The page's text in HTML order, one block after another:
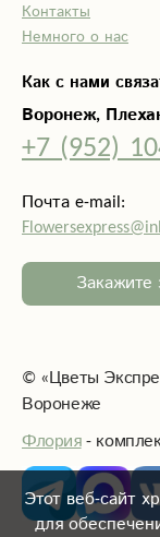
Этот веб-сайт
для
Как с нами
Воронеж,
+7 (952)
Почта e-mail:
Закажите
Контакты
Немного о нас
© «Цветы
Воронеже
Флория-